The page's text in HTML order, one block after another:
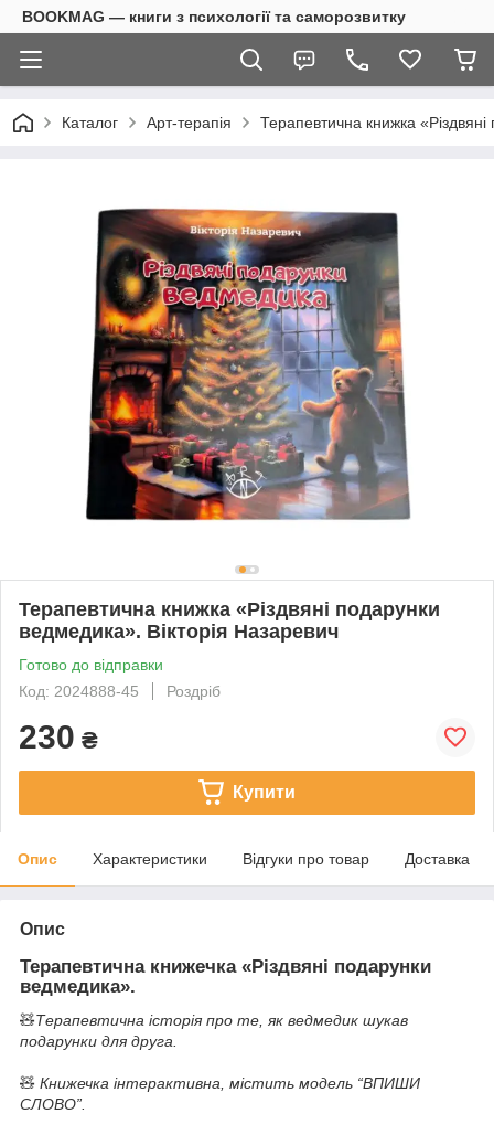
BOOKMAG — книги з психології та саморозвитку
Каталог Арт-терапія Терапевтична книжка
Терапевтична книжка «Різдвяні подарунки
ведмедика». Вікторія Назаревич
Готово до відправки
Код: 2024888-45
Роздріб
230 ₴
Купити
Опис Характеристики Відгуки про товар Доставка
Опис
Терапевтична книжечка «Різдвяні подарунки
ведмедика».
🧸Терапевтична історія про те, як ведмедик шукав
подарунки для друга.
🧸 Книжечка інтерактивна, містить модель “ВПИШИ
СЛОВО”.